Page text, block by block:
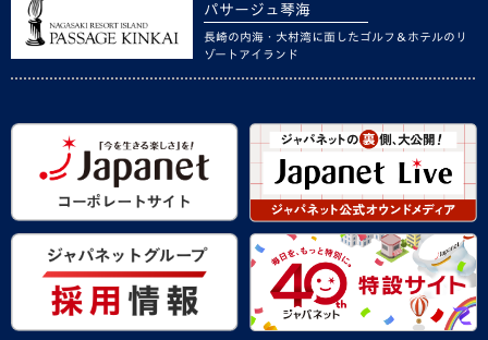
パサージュ琴海
長崎の内海・大村湾に面したゴルフ＆ホテルのリ
ゾートアイランド